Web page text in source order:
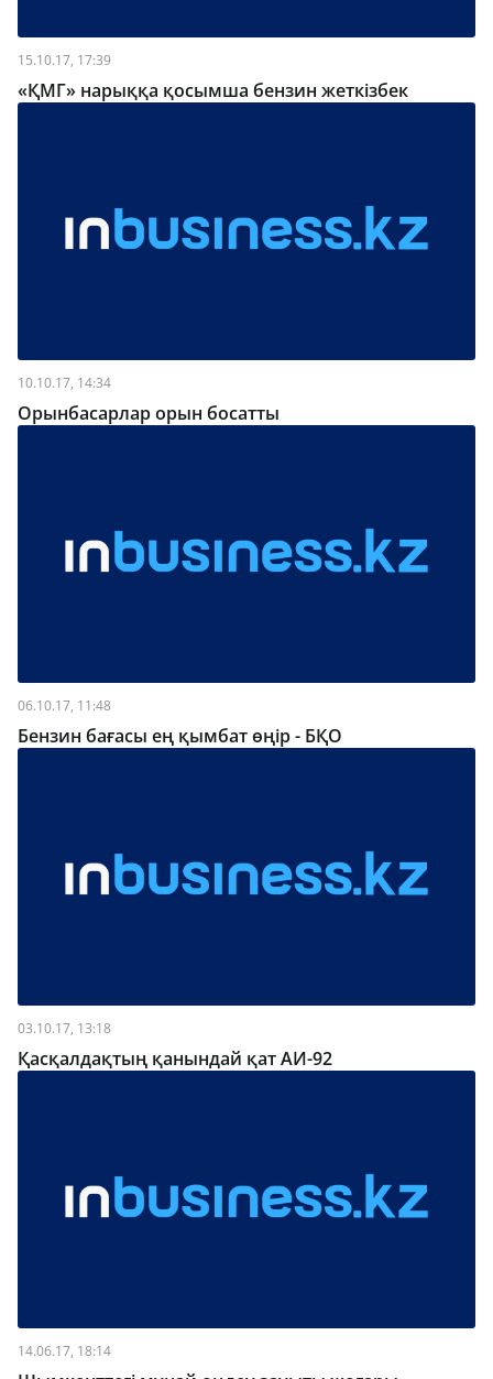
15.10.17, 17:39
«ҚМГ» нарыққа қосымша бензин жеткізбек
10.10.17, 14:34
Орынбасарлар орын босатты
06.10.17, 11:48
Бензин бағасы ең қымбат өңір - БҚО
03.10.17, 13:18
Қасқалдақтың қанындай қат АИ-92
14.06.17, 18:14